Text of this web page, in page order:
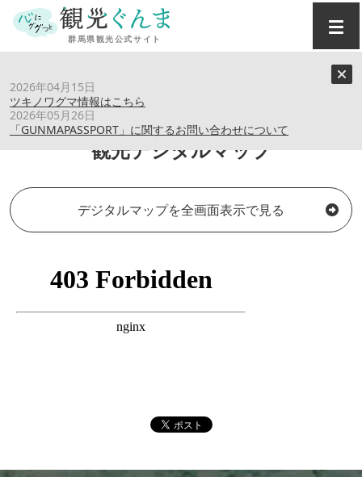
2026年04月15日
ツキノワグマ情報はこちら
2026年05月26日
「GUNMAPASSPORT」に関するお問い合わせについて
観光デジタルマップ
デジタルマップを全画面表示で見る